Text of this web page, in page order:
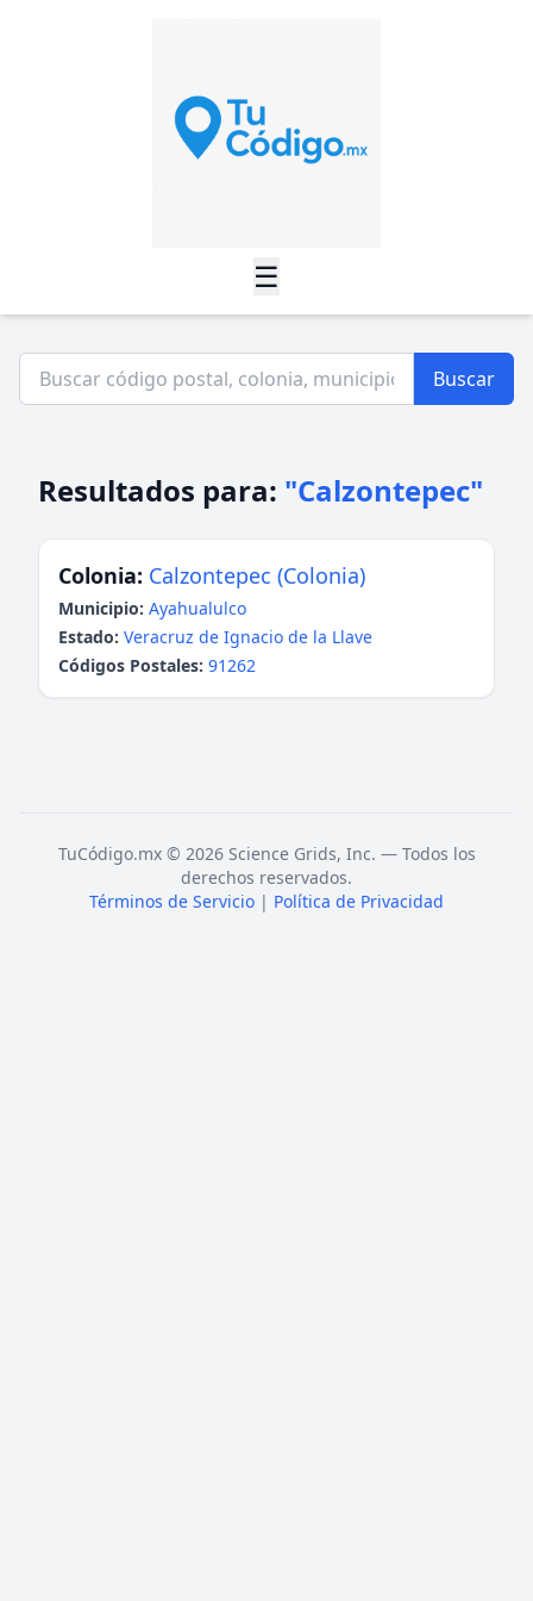
☰
Buscar
Resultados para: "Calzontepec"
Colonia: Calzontepec (Colonia)
Municipio: Ayahualulco
Estado: Veracruz de Ignacio de la Llave
Códigos Postales: 91262
TuCódigo.mx © 2026 Science Grids, Inc. — Todos los
derechos reservados.
Términos de Servicio | Política de Privacidad